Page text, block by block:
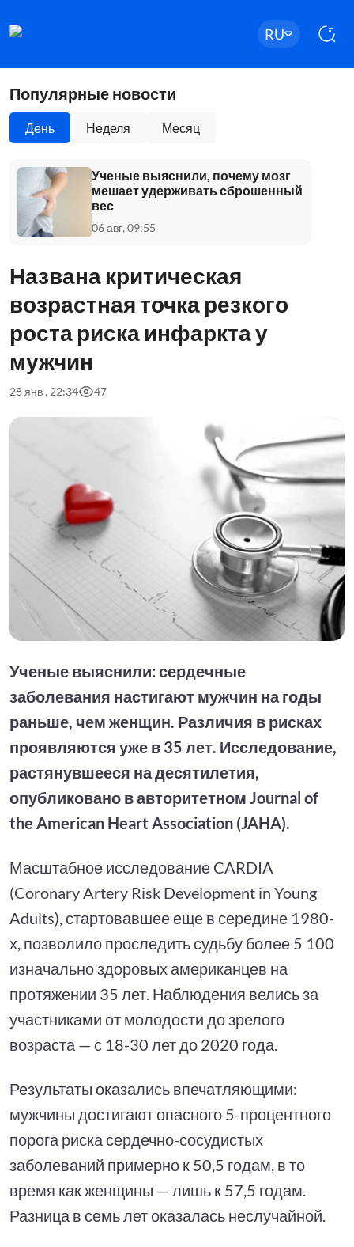
RU
Популярные новости
День Неделя Месяц
Ученые выяснили, почему мозг
мешает удерживать сброшенный
вес
06 авг, 09:55
Названа критическая
возрастная точка резкого
роста риска инфаркта у
мужчин
28 янв , 22:34 47
Ученые выяснили: сердечные
заболевания настигают мужчин на годы
раньше, чем женщин. Различия в рисках
проявляются уже в 35 лет. Исследование,
растянувшееся на десятилетия,
опубликовано в авторитетном Journal of
the American Heart Association (JAHA).
Масштабное исследование CARDIA
(Coronary Artery Risk Development in Young
Adults), стартовавшее еще в середине 1980-
х, позволило проследить судьбу более 5 100
изначально здоровых американцев на
протяжении 35 лет. Наблюдения велись за
участниками от молодости до зрелого
возраста — с 18-30 лет до 2020 года.
Результаты оказались впечатляющими:
мужчины достигают опасного 5-процентного
порога риска сердечно-сосудистых
заболеваний примерно к 50,5 годам, в то
время как женщины — лишь к 57,5 годам.
Разница в семь лет оказалась неслучайной.